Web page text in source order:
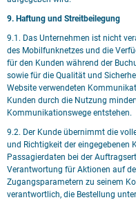
9. Haftung und Streitbeilegung
9.1. Das Unternehmen ist nicht
des Mobilfunknetzes und die
für den Kunden während der
sowie für die Qualität und
Website verwendeten
Kunden durch die Nutzung
Kommunikationswege entstehen.
9.2. Der Kunde übernimmt die
und Richtigkeit der eingegebenen
Passagierdaten bei der
Verantwortung für Aktionen auf
Zugangsparametern zu seinem
verantwortlich, die Bestellung